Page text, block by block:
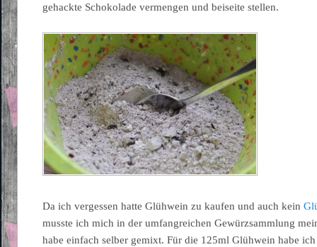
gehackte Schokolade vermengen und beiseite stellen.
Da ich vergessen hatte Glühwein zu kaufen und auch kein
musste ich mich in der umfangreichen Gewürzsammlung
habe einfach selber gemixt. Für die 125ml Glühwein habe